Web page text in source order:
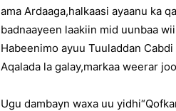
ama Ardaaga,halkaasi ayaanu ka
badnaayeen laakiin mid uunbaa
Habeenimo ayuu Tuuladdan
Aqalada la galay,markaa weerar
Ugu dambayn waxa uu